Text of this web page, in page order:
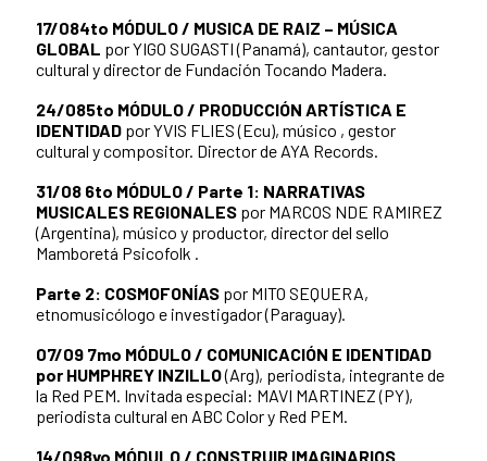
17/084to MÓDULO / MUSICA DE RAIZ – MÚSICA
GLOBAL por YIGO SUGASTI (Panamá), cantautor, gestor
cultural y director de Fundación Tocando Madera.
24/085to MÓDULO / PRODUCCIÓN ARTÍSTICA E
IDENTIDAD por YVIS FLIES (Ecu), músico , gestor
cultural y compositor. Director de AYA Records.
31/08 6to MÓDULO / Parte 1: NARRATIVAS
MUSICALES REGIONALES por MARCOS NDE RAMIREZ
(Argentina), músico y productor, director del sello
Mamboretá Psicofolk .
Parte 2: COSMOFONÍAS por MITO SEQUERA,
etnomusicólogo e investigador (Paraguay).
07/09 7mo MÓDULO / COMUNICACIÓN E IDENTIDAD
por HUMPHREY INZILLO(Arg), periodista, integrante de
la Red PEM. Invitada especial: MAVI MARTINEZ (PY),
periodista cultural en ABC Color y Red PEM.
14/098vo MÓDULO / CONSTRUIR IMAGINARIOS